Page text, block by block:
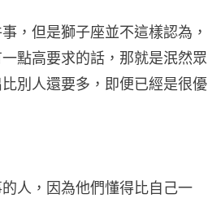
但是獅子座並不這樣認為，
點高要求的話，那就是泯然眾
別人還要多，即便已經是很優
人，因為他們懂得比自己一